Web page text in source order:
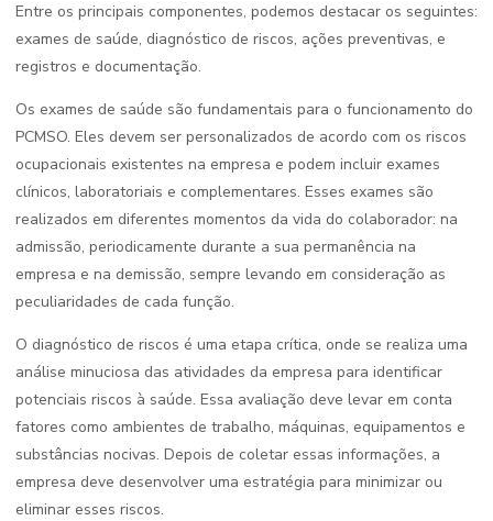
Entre os principais componentes, podemos destacar os seguintes:
exames de saúde, diagnóstico de riscos, ações preventivas, e
registros e documentação.
Os exames de saúde são fundamentais para o funcionamento do
PCMSO. Eles devem ser personalizados de acordo com os riscos
ocupacionais existentes na empresa e podem incluir exames
clínicos, laboratoriais e complementares. Esses exames são
realizados em diferentes momentos da vida do colaborador: na
admissão, periodicamente durante a sua permanência na
empresa e na demissão, sempre levando em consideração as
peculiaridades de cada função.
O diagnóstico de riscos é uma etapa crítica, onde se realiza uma
análise minuciosa das atividades da empresa para identificar
potenciais riscos à saúde. Essa avaliação deve levar em conta
fatores como ambientes de trabalho, máquinas, equipamentos e
substâncias nocivas. Depois de coletar essas informações, a
empresa deve desenvolver uma estratégia para minimizar ou
eliminar esses riscos.